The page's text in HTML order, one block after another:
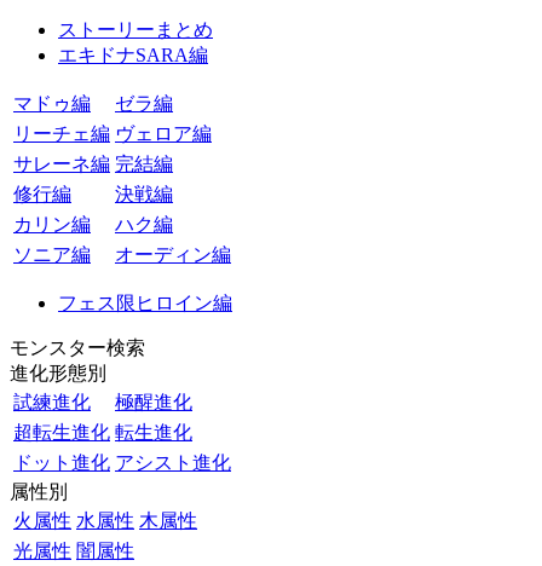
ストーリーまとめ
エキドナSARA編
マドゥ編
ゼラ編
リーチェ編 ヴェロア編
サレーネ編 完結編
修行編
決戦編
カリン編
ハク編
ソニア編
オーディン編
フェス限ヒロイン編
モンスター検索
進化形態別
試練進化
極醒進化
超転生進化 転生進化
ドット進化 アシスト進化
属性別
火属性 水属性 木属性
光属性 闇属性